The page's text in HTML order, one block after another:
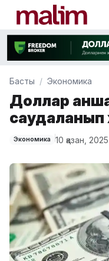
Басты Экономика
Доллар
Экономика 10 қазан, 2025